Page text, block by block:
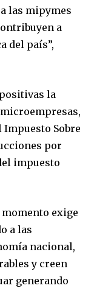
las mipymes
a
del país”,
la
Sobre
por
impuesto
exige
a las
nacional,
y creen
generando